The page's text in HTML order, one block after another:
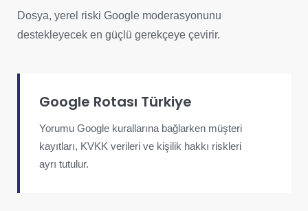
Dosya, yerel riski Google moderasyonunu
destekleyecek en güçlü gerekçeye çevirir.
Google Rotası Türkiye
Yorumu Google kurallarına bağlarken müşteri
kayıtları, KVKK verileri ve kişilik hakkı riskleri
ayrı tutulur.